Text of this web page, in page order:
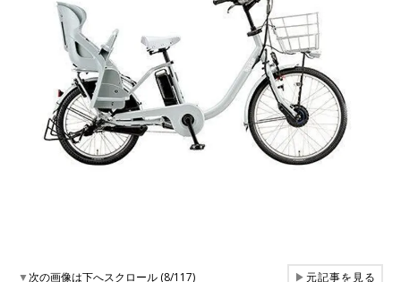
▼次の画像は下へスクロール (8/117) ▶元記事を見る